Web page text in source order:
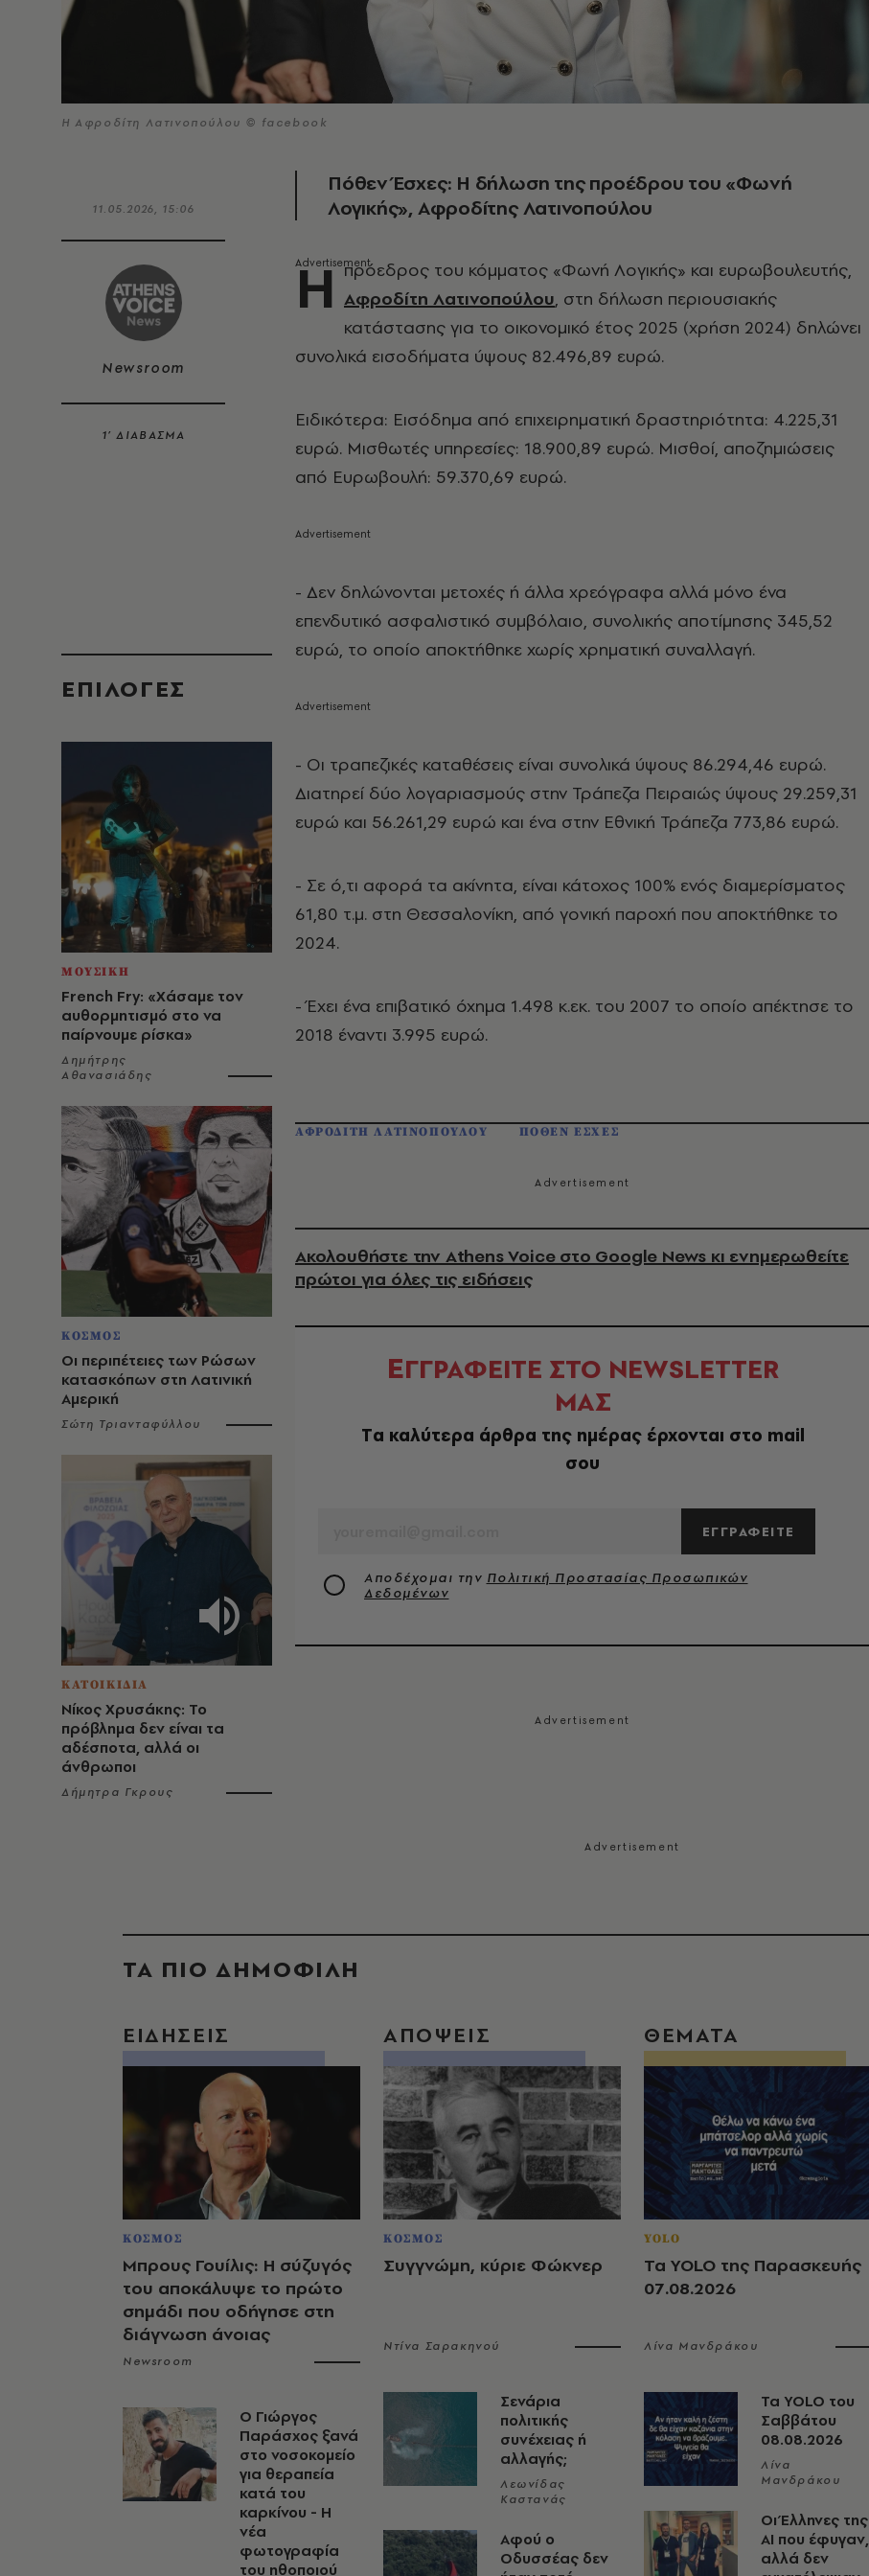
Η Αφροδίτη Λατινοπούλου © facebook
11.05.2026, 15:06
Newsroom
1’ ΔΙΑΒΑΣΜΑ
EΠΙΛΟΓΈΣ
ΜΟΥΣΙΚΗ
French Fry: «Χάσαμε τον
αυθορμητισμό στο να
παίρνουμε ρίσκα»
Δημήτρης
Αθανασιάδης
ΚΟΣΜΟΣ
Οι περιπέτειες των Ρώσων
κατασκόπων στη Λατινική
Αμερική
Σώτη Τριανταφύλλου
ΚΑΤΟΙΚΙΔΙΑ
Νίκος Χρυσάκης: Το
πρόβλημα δεν είναι τα
αδέσποτα, αλλά οι
άνθρωποι
Δήμητρα Γκρους
Πόθεν Έσχες: Η δήλωση της προέδρου του «Φωνή
Λογικής», Αφροδίτης Λατινοπούλου
Η πρόεδρος του κόμματος «Φωνή Λογικής» και ευρωβουλευτής,
Αφροδίτη Λατινοπούλου, στη δήλωση περιουσιακής
κατάστασης για το οικονομικό έτος 2025 (χρήση 2024) δηλώνει
συνολικά εισοδήματα ύψους 82.496,89 ευρώ.
Ειδικότερα: Εισόδημα από επιχειρηματική δραστηριότητα: 4.225,31
ευρώ. Μισθωτές υπηρεσίες: 18.900,89 ευρώ. Μισθοί, αποζημιώσεις
από Ευρωβουλή: 59.370,69 ευρώ.
- Δεν δηλώνονται μετοχές ή άλλα χρεόγραφα αλλά μόνο ένα
επενδυτικό ασφαλιστικό συμβόλαιο, συνολικής αποτίμησης 345,52
ευρώ, το οποίο αποκτήθηκε χωρίς χρηματική συναλλαγή.
- Οι τραπεζικές καταθέσεις είναι συνολικά ύψους 86.294,46 ευρώ.
Διατηρεί δύο λογαριασμούς στην Τράπεζα Πειραιώς ύψους 29.259,31
ευρώ και 56.261,29 ευρώ και ένα στην Εθνική Τράπεζα 773,86 ευρώ.
- Σε ό,τι αφορά τα ακίνητα, είναι κάτοχος 100% ενός διαμερίσματος
61,80 τ.μ. στη Θεσσαλονίκη, από γονική παροχή που αποκτήθηκε το
2024.
- Έχει ένα επιβατικό όχημα 1.498 κ.εκ. του 2007 το οποίο απέκτησε το
2018 έναντι 3.995 ευρώ.
ΑΦΡΟΔΙΤΗ ΛΑΤΙΝΟΠΟΥΛΟΥ ΠΟΘΕΝ ΕΣΧΕΣ
Ακολουθήστε την Athens Voice στο Google News κι ενημερωθείτε
πρώτοι για όλες τις ειδήσεις
ΕΓΓΡΑΦΕΙΤΕ ΣΤΟ NEWSLETTER
ΜΑΣ
Tα καλύτερα άρθρα της ημέρας έρχονται στο mail
σου
ΕΓΓΡΑΦΕΙΤΕ
Αποδέχομαι την Πολιτική Προστασίας Προσωπικών
Δεδομένων
ΤΑ ΠΙΟ ΔΗΜΟΦΙΛΗ
ΕΙΔΗΣΕΙΣ
ΚΟΣΜΟΣ
Μπρους Γουίλις: Η σύζυγός
του αποκάλυψε το πρώτο
σημάδι που οδήγησε στη
διάγνωση άνοιας
Newsroom
O Γιώργος
Παράσχος ξανά
στο νοσοκομείο
για θεραπεία
κατά του
καρκίνου - Η
νέα
φωτογραφία
του ηθοποιού
ΑΠΟΨΕΙΣ
ΚΟΣΜΟΣ
Συγγνώμη, κύριε Φώκνερ
Ντίνα Σαρακηνού
Σενάρια
πολιτικής
συνέχειας ή
αλλαγής;
Λεωνίδας
Καστανάς
Αφού ο
Οδυσσέας δεν
ΘΕΜΑΤΑ
YOLO
Τα YOLO της Παρασκευής
07.08.2026
Λίνα Μανδράκου
Τα YOLO του
Σαββάτου
08.08.2026
Λίνα
Μανδράκου
Οι Έλληνες της
ΑΙ που έφυγαν,
αλλά δεν